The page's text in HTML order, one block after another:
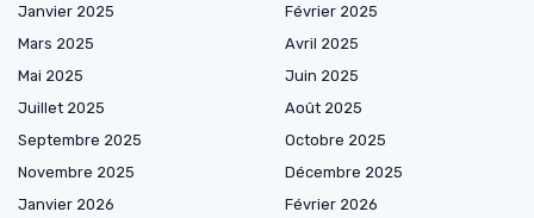
Janvier 2025
Février 2025
Mars 2025
Avril 2025
Mai 2025
Juin 2025
Juillet 2025
Août 2025
Septembre 2025
Octobre 2025
Novembre 2025
Décembre 2025
Janvier 2026
Février 2026